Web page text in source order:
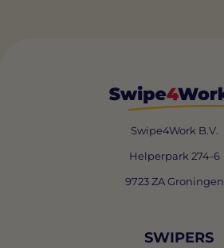
Swipe4Work B.V.
Helperpark 274-6
9723 ZA Groningen
SWIPERS